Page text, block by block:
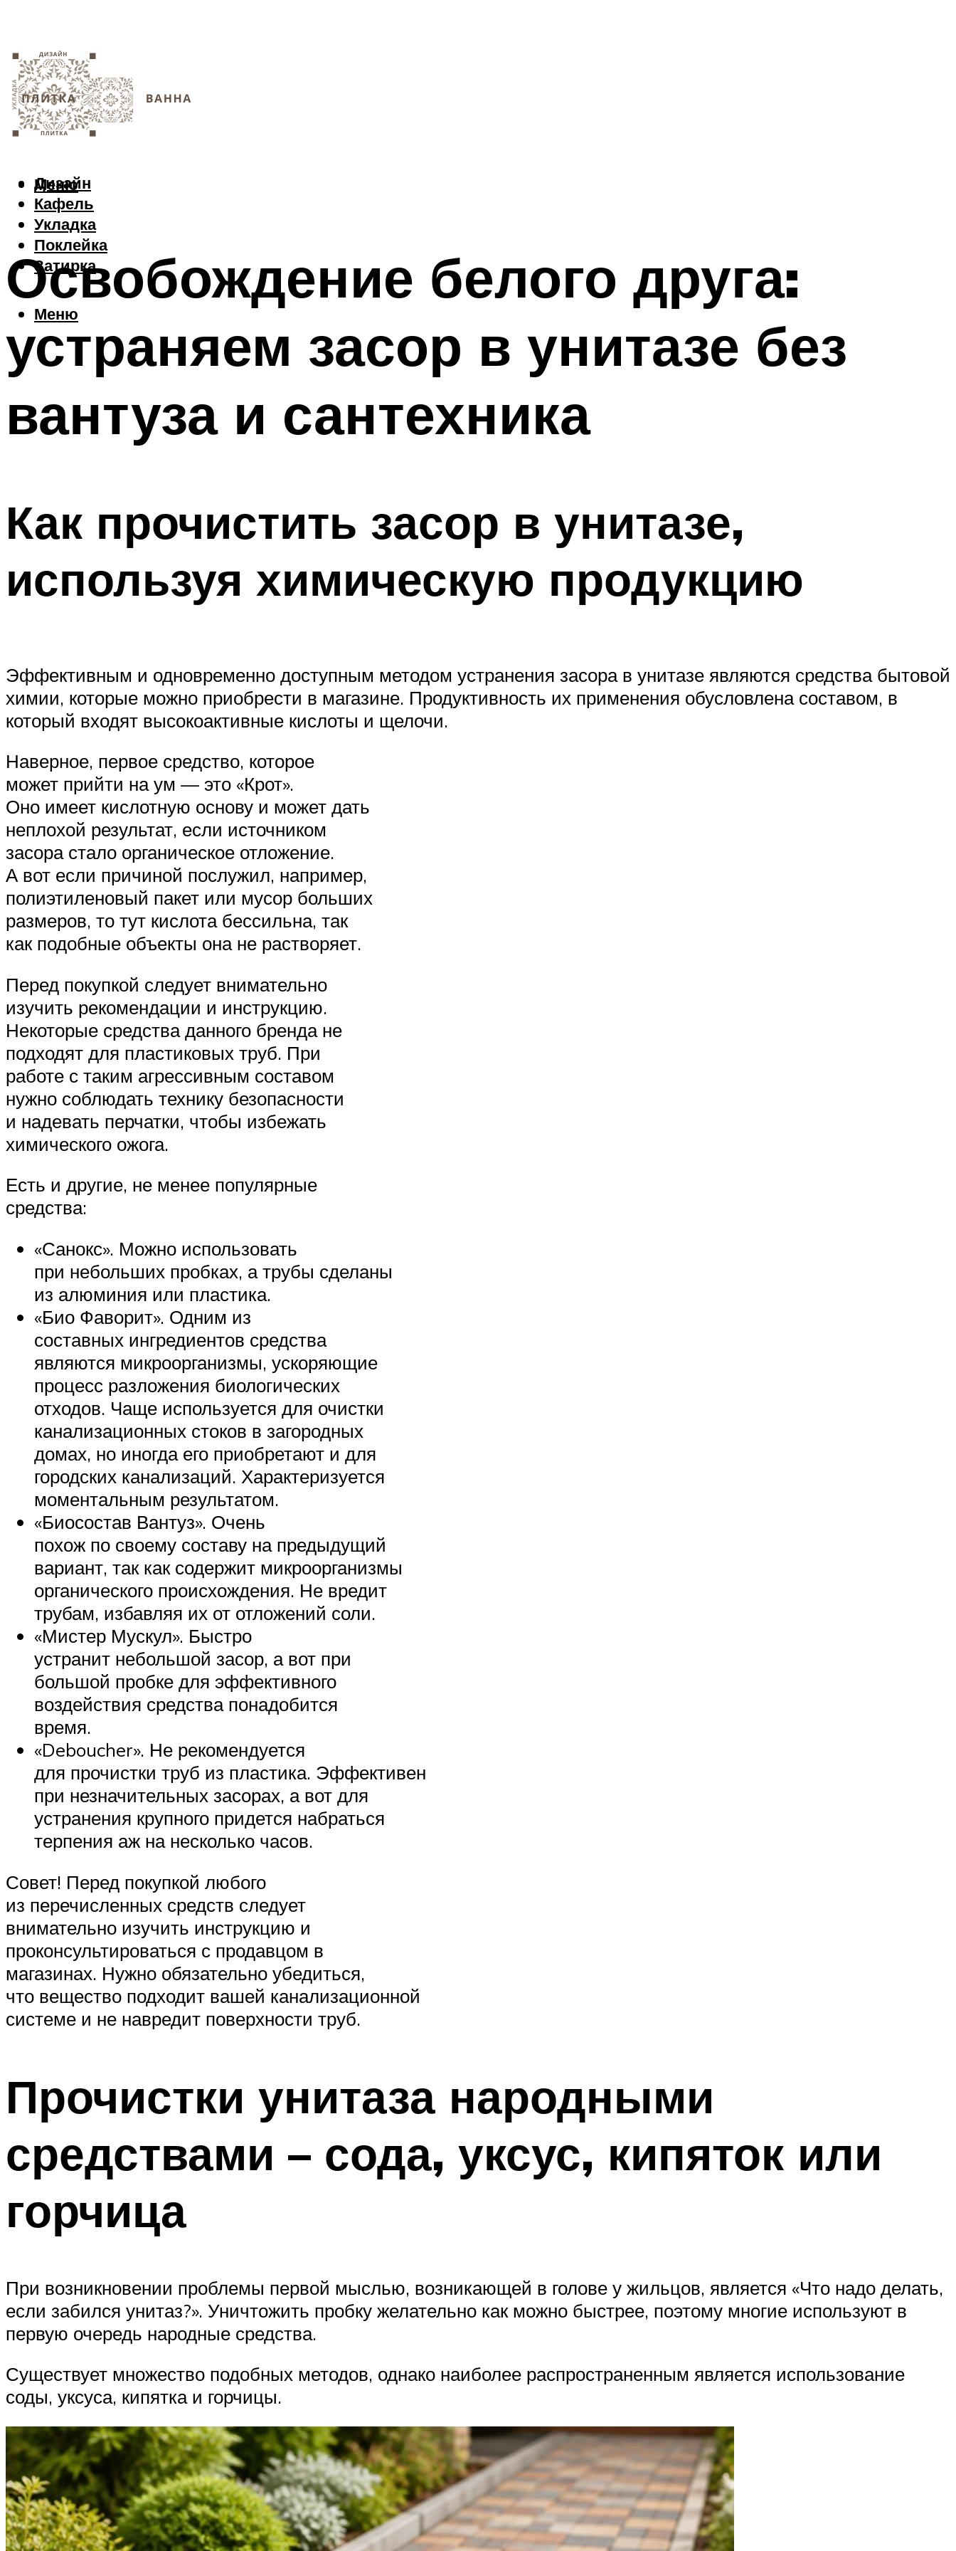
Дизайн
Кафель
Укладка
Поклейка
Затирка
Меню
Меню
Освобождение белого друга:
устраняем засор в унитазе без
вантуза и сантехника
Как прочистить засор в унитазе,
используя химическую продукцию
Эффективным и одновременно доступным методом устранения засора в унитазе являются средства бытовой
химии, которые можно приобрести в магазине. Продуктивность их применения обусловлена составом, в
который входят высокоактивные кислоты и щелочи.
Наверное, первое средство, которое
может прийти на ум — это «Крот».
Оно имеет кислотную основу и может дать
неплохой результат, если источником
засора стало органическое отложение.
А вот если причиной послужил, например,
полиэтиленовый пакет или мусор больших
размеров, то тут кислота бессильна, так
как подобные объекты она не растворяет.
Перед покупкой следует внимательно
изучить рекомендации и инструкцию.
Некоторые средства данного бренда не
подходят для пластиковых труб. При
работе с таким агрессивным составом
нужно соблюдать технику безопасности
и надевать перчатки, чтобы избежать
химического ожога.
Есть и другие, не менее популярные
средства:
«Санокс». Можно использовать
при небольших пробках, а трубы сделаны
из алюминия или пластика.
«Био Фаворит». Одним из
составных ингредиентов средства
являются микроорганизмы, ускоряющие
процесс разложения биологических
отходов. Чаще используется для очистки
канализационных стоков в загородных
домах, но иногда его приобретают и для
городских канализаций. Характеризуется
моментальным результатом.
«Биосостав Вантуз». Очень
похож по своему составу на предыдущий
вариант, так как содержит микроорганизмы
органического происхождения. Не вредит
трубам, избавляя их от отложений соли.
«Мистер Мускул». Быстро
устранит небольшой засор, а вот при
большой пробке для эффективного
воздействия средства понадобится
время.
«Deboucher». Не рекомендуется
для прочистки труб из пластика. Эффективен
при незначительных засорах, а вот для
устранения крупного придется набраться
терпения аж на несколько часов.
Совет! Перед покупкой любого
из перечисленных средств следует
внимательно изучить инструкцию и
проконсультироваться с продавцом в
магазинах. Нужно обязательно убедиться,
что вещество подходит вашей канализационной
системе и не навредит поверхности труб.
Прочистки унитаза народными
средствами – сода, уксус, кипяток или
горчица
При возникновении проблемы первой мыслью, возникающей в голове у жильцов, является «Что надо делать,
если забился унитаз?». Уничтожить пробку желательно как можно быстрее, поэтому многие используют в
первую очередь народные средства.
Существует множество подобных методов, однако наиболее распространенным является использование
соды, уксуса, кипятка и горчицы.